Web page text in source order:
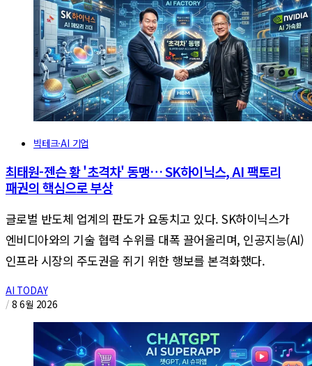
빅테크·AI 기업
최태원-젠슨 황 '초격차' 동맹… SK하이닉스, AI 팩토리
패권의 핵심으로 부상
글로벌 반도체 업계의 판도가 요동치고 있다. SK하이닉스가
엔비디아와의 기술 협력 수위를 대폭 끌어올리며, 인공지능(AI)
인프라 시장의 주도권을 쥐기 위한 행보를 본격화했다.
AI TODAY
/ 8 6월 2026